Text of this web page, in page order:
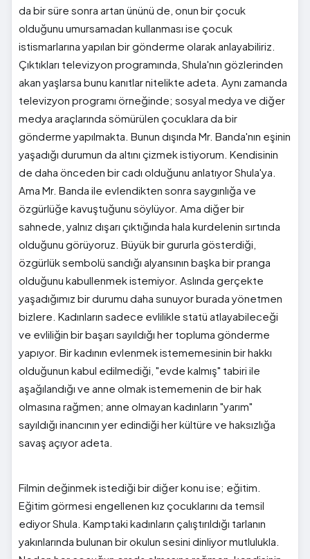
da bir süre sonra artan ününü de, onun bir çocuk
olduğunu umursamadan kullanması ise çocuk
istismarlarına yapılan bir gönderme olarak anlayabiliriz.
Çıktıkları televizyon programında, Shula'nın gözlerinden
akan yaşlarsa bunu kanıtlar nitelikte adeta. Aynı zamanda
televizyon programı örneğinde; sosyal medya ve diğer
medya araçlarında sömürülen çocuklara da bir
gönderme yapılmakta. Bunun dışında Mr. Banda'nın eşinin
yaşadığı durumun da altını çizmek istiyorum. Kendisinin
de daha önceden bir cadı olduğunu anlatıyor Shula'ya.
Ama Mr. Banda ile evlendikten sonra saygınlığa ve
özgürlüğe kavuştuğunu söylüyor. Ama diğer bir
sahnede, yalnız dışarı çıktığında hala kurdelenin sırtında
olduğunu görüyoruz. Büyük bir gururla gösterdiği,
özgürlük sembolü sandığı alyansının başka bir pranga
olduğunu kabullenmek istemiyor. Aslında gerçekte
yaşadığımız bir durumu daha sunuyor burada yönetmen
bizlere. Kadınların sadece evlilikle statü atlayabileceği
ve evliliğin bir başarı sayıldığı her topluma gönderme
yapıyor. Bir kadının evlenmek istememesinin bir hakkı
olduğunun kabul edilmediği, "evde kalmış" tabiri ile
aşağılandığı ve anne olmak istememenin de bir hak
olmasına rağmen; anne olmayan kadınların "yarım"
sayıldığı inancının yer edindiği her kültüre ve haksızlığa
savaş açıyor adeta.
Filmin değinmek istediği bir diğer konu ise; eğitim.
Eğitim görmesi engellenen kız çocuklarını da temsil
ediyor Shula. Kamptaki kadınların çalıştırıldığı tarlanın
yakınlarında bulunan bir okulun sesini dinliyor mutlulukla.